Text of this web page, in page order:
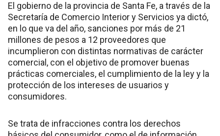
El gobierno de la provincia de Santa Fe, a través de la
Secretaría de Comercio Interior y Servicios ya dictó,
en lo que va del año, sanciones por más de 21
millones de pesos a 12 proveedores que
incumplieron con distintas normativas de carácter
comercial, con el objetivo de promover buenas
prácticas comerciales, el cumplimiento de la ley y la
protección de los intereses de usuarios y
consumidores.
Se trata de infracciones contra los derechos